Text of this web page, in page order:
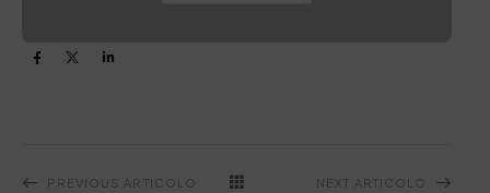
PREVIOUS ARTICOLO NEXT ARTICOLO